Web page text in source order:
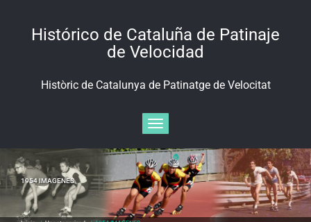
contenidoHistórico de Cataluña de Patinaje
de Velocidad
Històric de Catalunya de Patinatge de Velocitat
Alternar navegación
1954 IMAGENES